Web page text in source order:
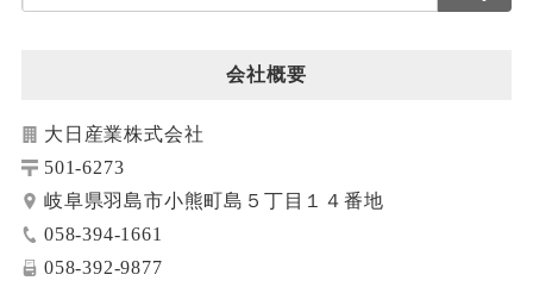
会社概要
大日産業株式会社
501-6273
岐阜県羽島市小熊町島５丁目１４番地
058-394-1661
058-392-9877